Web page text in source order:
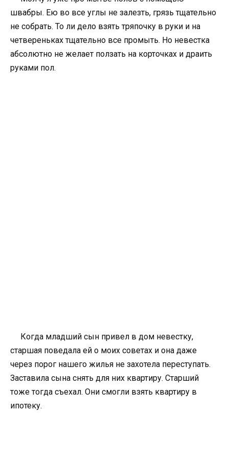
швабры. Ею во все углы не залезть, грязь тщательно
не собрать. То ли дело взять тряпочку в руки и на
четвереньках тщательно все промыть. Но невестка
абсолютно не желает ползать на корточках и драить
руками пол.
Когда младший сын привел в дом невестку,
старшая поведала ей о моих советах и она даже
через порог нашего жилья не захотела переступать.
Заставила сына снять для них квартиру. Старший
тоже тогда съехал. Они смогли взять квартиру в
ипотеку.